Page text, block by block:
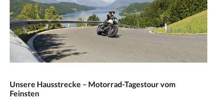
Unsere Hausstrecke – Motorrad-Tagestour vom
Feinsten